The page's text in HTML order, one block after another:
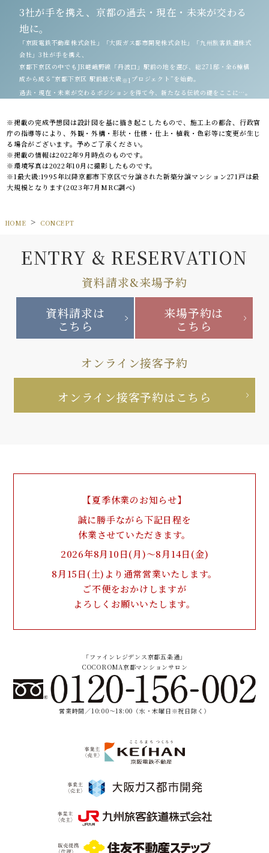
3社が手を携え、京都の過去・現在・未来が交わる
地に。
「京阪電鉄不動産株式会社」「大阪ガス都市開発株式会社」「九州旅客鉄道株式
会社」3社が手を携え、
京都下京区の中でもJR嵯峨野線「丹波口」駅前の地を選び、総271邸・全6棟構
成から成る“京都下京区 駅前最大級※1 プロジェクト”を始動。
過去・現在・未来が交わるポジションを得て今、新たなる伝統の礎をここに…。
※掲載の完成予想図は設計図を基に描き起こしたもので、施工上の都合、行政官
庁の指導等により、外観・外構・形状・仕様・仕上・植栽・色彩等に変更が生じ
る場合がございます。予めご了承ください。
※掲載の情報は2022年9月時点のものです。
※環境写真は2022年10月に撮影したものです。
※1最大級:1995年以降京都市下京区で分譲された新築分譲マンション271戸は最
大規模となります(2023年7月MRC調べ)
HOME CONCEPT
ENTRY & RESERVATION
資料請求&来場予約
資料請求は
こちら
来場予約は
こちら
オンライン接客予約
オンライン接客予約はこちら
【夏季休業のお知らせ】
誠に勝手ながら下記日程を
休業させていただきます。
2026年8月10日(月)～8月14日(金)
8月15日(土)より通常営業いたします。
ご不便をおかけしますが
よろしくお願いいたします。
「ファインレジデンス京都五条通」
COCOROMA京都マンションサロン
営業時間／10:00〜18:00（水・木曜日※祝日除く）